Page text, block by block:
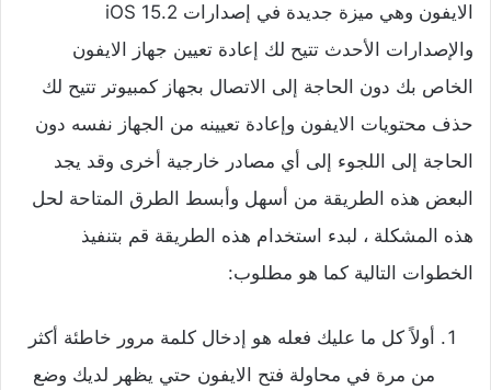
الايفون وهي ميزة جديدة في إصدارات iOS 15.2
والإصدارات الأحدث تتيح لك إعادة تعيين جهاز الايفون
الخاص بك دون الحاجة إلى الاتصال بجهاز كمبيوتر تتيح لك
حذف محتويات الايفون وإعادة تعيينه من الجهاز نفسه دون
الحاجة إلى اللجوء إلى أي مصادر خارجية أخرى وقد يجد
البعض هذه الطريقة من أسهل وأبسط الطرق المتاحة لحل
هذه المشكلة ، لبدء استخدام هذه الطريقة قم بتنفيذ
الخطوات التالية كما هو مطلوب:
أولاً كل ما عليك فعله هو إدخال كلمة مرور خاطئة أكثر
من مرة في محاولة فتح الايفون حتي يظهر لديك وضع